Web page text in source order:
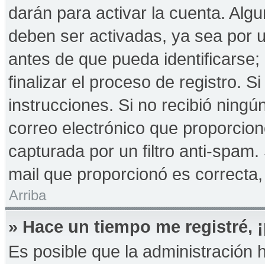
darán para activar la cuenta.
deben ser activadas, ya sea por
antes de que pueda
finalizar el proceso de registro.
instrucciones. Si no recibió
correo electrónico que
capturada por un filtro anti-
mail que proporcionó es
Arriba
» Hace un tiempo me registré,
Es posible que la administración